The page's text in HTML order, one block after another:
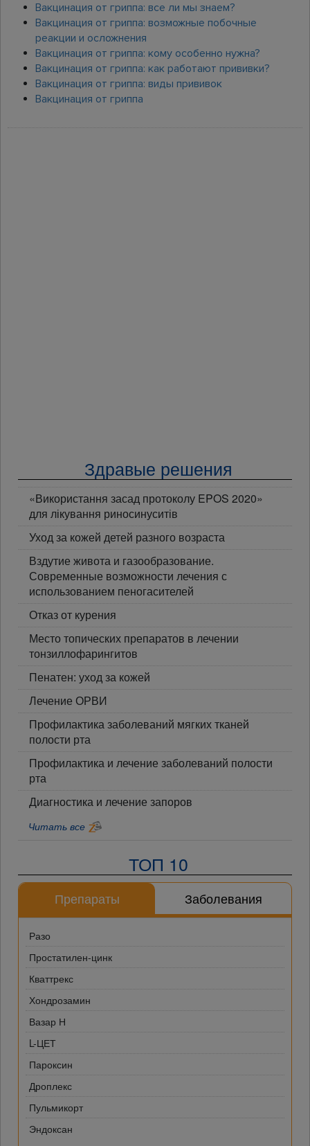
Вакцинация от гриппа: все ли мы знаем?
Вакцинация от гриппа: возможные побочные
реакции и осложнения
Вакцинация от гриппа: кому особенно нужна?
Вакцинация от гриппа: как работают прививки?
Вакцинация от гриппа: виды прививок
Вакцинация от гриппа
Здравые решения
«Використання засад протоколу EPOS 2020»
для лікування риносинуситів
Уход за кожей детей разного возраста
Вздутие живота и газообразование.
Современные возможности лечения с
использованием пеногасителей
Отказ от курения
Место топических препаратов в лечении
тонзиллофарингитов
Пенатен: уход за кожей
Лечение ОРВИ
Профилактика заболеваний мягких тканей
полости рта
Профилактика и лечение заболеваний полости
рта
Диагностика и лечение запоров
Читать все
ТОП 10
Препараты Заболевания
Разо
Простатилен-цинк
Кваттрекс
Хондрозамин
Вазар Н
L-ЦЕТ
Пароксин
Дроплекс
Пульмикорт
Эндоксан